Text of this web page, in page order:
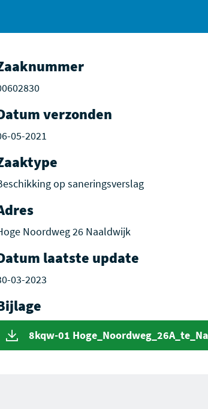
verzonden
05-2021
op saneringsverslag
Noordweg 26 Naaldwijk
laatste update
03-2023
8kqw-01